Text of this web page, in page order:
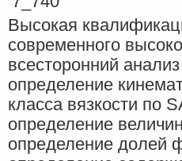
Высокая
современного
всесторонний
определение
класса вязкости по
определение
определение долей